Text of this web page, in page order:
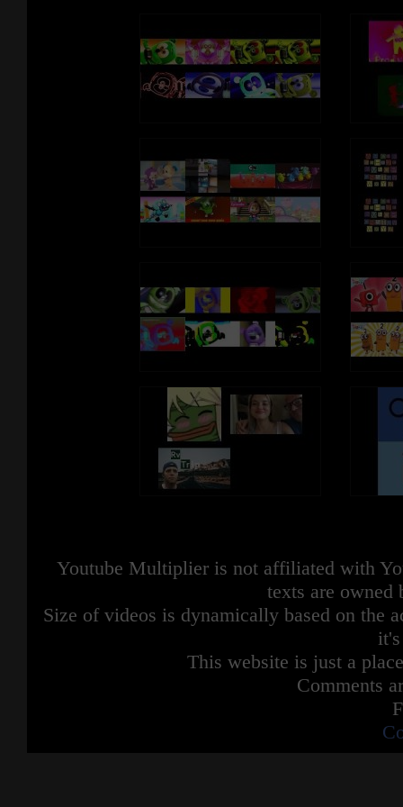
Youtube Multiplier is not affiliated with
texts are owned
Size of videos is dynamically based on the
This website is just a
Comments